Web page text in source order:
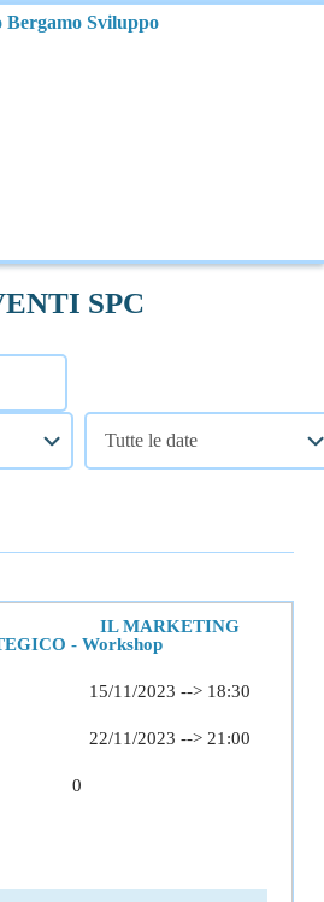
SPC
IL MARKETING
- Workshop
15/11/2023 --> 18:30
22/11/2023 --> 21:00
0